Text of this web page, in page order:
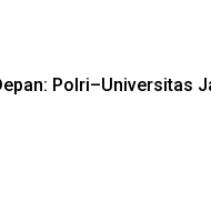
Polri–Universitas